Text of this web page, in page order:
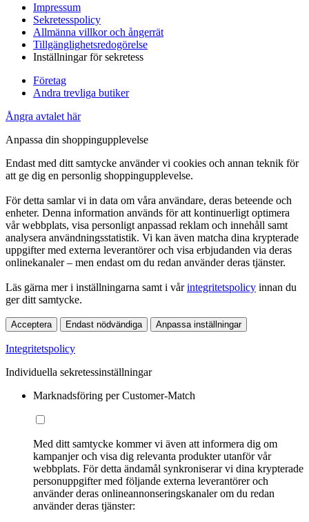
Impressum
Sekretesspolicy
Allmänna villkor och ångerrät
Tillgänglighetsredogörelse
Inställningar för sekretess
Företag
Andra trevliga butiker
Ångra avtalet här
Anpassa din shoppingupplevelse
Endast med ditt samtycke använder vi cookies och annan teknik för
att ge dig en personlig shoppingupplevelse.
För detta samlar vi in data om våra användare, deras beteende och
enheter. Denna information används för att kontinuerligt optimera
vår webbplats, visa personligt anpassad reklam och innehåll samt
analysera användningsstatistik. Vi kan även matcha dina krypterade
uppgifter med externa leverantörer och visa erbjudanden via deras
onlinekanaler – men endast om du redan använder deras tjänster.
Läs gärna mer i inställningarna samt i vårintegritetspolicy innan du
ger ditt samtycke.
Acceptera Endast nödvändiga Anpassa inställningar
Integritetspolicy
Individuella sekretessinställningar
Marknadsföring per Customer-Match
Med ditt samtycke kommer vi även att informera dig om
kampanjer och visa dig relevanta produkter utanför vår
webbplats. För detta ändamål synkroniserar vi dina krypterade
personuppgifter med följande externa leverantörer och
använder deras onlineannonseringskanaler om du redan
använder deras tjänster: